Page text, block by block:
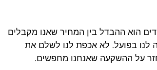
הוא ההבדל בין המחיר שאנו מקבלים
לנו בפועל. לא אכפת לנו לשלם את
על ההשקעה שאנחנו מחפשים.